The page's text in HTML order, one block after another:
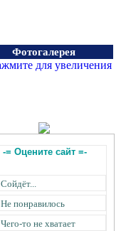
Фотогалерея
-= Оцените сайт =-
Сойдёт...
Не понравилось
Чего-то не хватает